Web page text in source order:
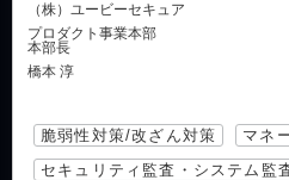
（株）ユービーセキュア
プロダクト事業本部
本部長
橋本 淳
脆弱性対策/改ざん対策
マネ
セキュリティ監査・システム監